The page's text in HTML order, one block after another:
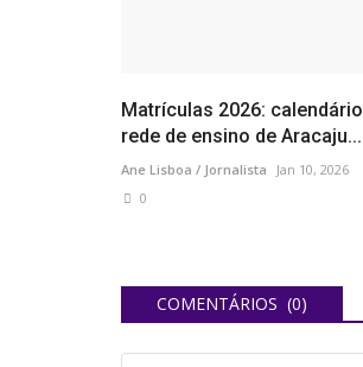
Matrículas 2026:
rede de ensino de Aracaju...
Ane Lisboa / Jornalista
Jan 10, 2026
0
COMENTÁRIOS (0)